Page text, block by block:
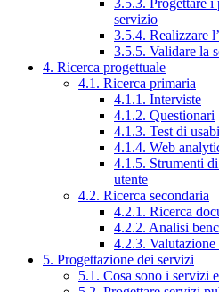
3.5.3. Progettare i
servizio
3.5.4. Realizzare
3.5.5. Validare la
4. Ricerca progettuale
4.1. Ricerca primaria
4.1.1. Interviste
4.1.2. Questionari
4.1.3. Test di
4.1.4. Web
4.1.5. Strumenti di
utente
4.2. Ricerca secondaria
4.2.1. Ricerca
4.2.2. Analisi
4.2.3. Valutazione
5. Progettazione dei servizi
5.1. Cosa sono i servizi